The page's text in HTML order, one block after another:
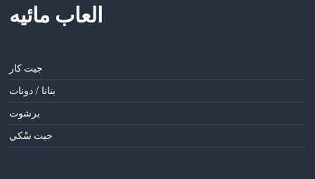
العاب مائيه
جيت كار
بنانا / دونات
برشوت
جيت سْكي